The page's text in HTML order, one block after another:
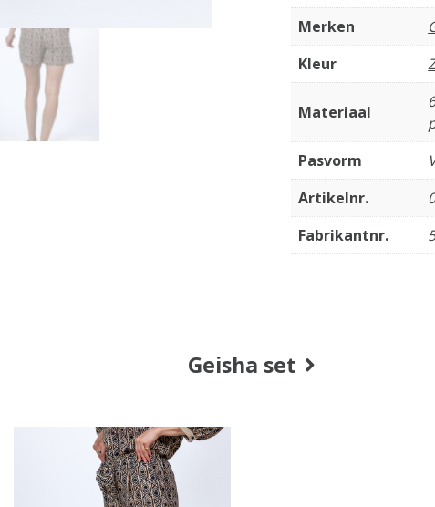
Merken
Kleur
Materiaal
Pasvorm
Artikelnr.
Fabrikantnr.
Geisha set